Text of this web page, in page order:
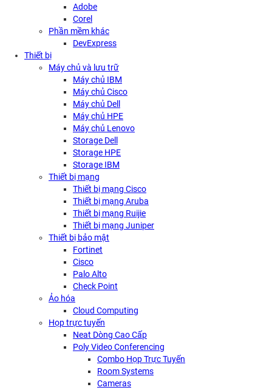
Adobe
Corel
Phần mềm khác
DevExpress
Thiết bị
Máy chủ và lưu trữ
Máy chủ IBM
Máy chủ Cisco
Máy chủ Dell
Máy chủ HPE
Máy chủ Lenovo
Storage Dell
Storage HPE
Storage IBM
Thiết bị mạng
Thiết bị mạng Cisco
Thiết bị mạng Aruba
Thiết bị mạng Ruijie
Thiết bị mạng Juniper
Thiết bị bảo mật
Fortinet
Cisco
Palo Alto
Check Point
Ảo hóa
Cloud Computing
Họp trực tuyến
Neat Dòng Cao Cấp
Poly Video Conferencing
Combo Họp Trực Tuyến
Room Systems
Cameras